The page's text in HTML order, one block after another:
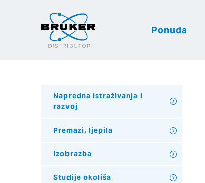
Ponuda
Napredna istraživanja i
razvoj
Premazi, ljepila
Izobrazba
Studije okoliša